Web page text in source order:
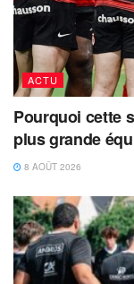
ACTU
Pourquoi cette
plus grande
8 AOÛT 2026